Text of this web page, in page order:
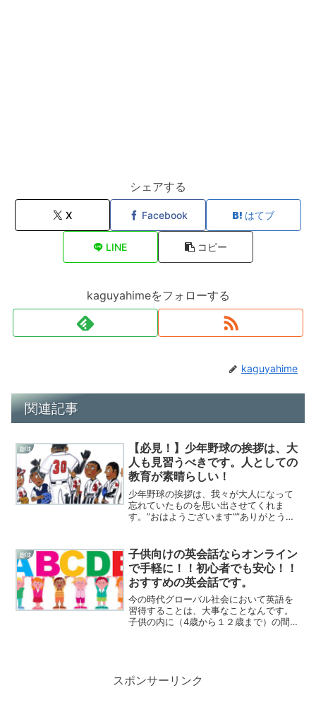
シェアする
X Facebook はてブ
LINE コピー
kaguyahimeをフォローする
kaguyahime
関連記事
趣味
【必見！】少年野球の挨拶は、大
人も見習うべきです。人としての
教育が素晴らしい！
少年野球の挨拶は、我々が大人になって
忘れていたものを思い出させてくれま
す。”おはようございます””ありがとうご
ゃん、おばあちゃんに一人一人挨拶にき
ます。野球だけではな...
趣味
子供向けの英会話ならオンライン
で手軽に！！初心者でも安心！！
おすすめの英会話です。
今の時代グローバル社会において英語を
習得することは、大事なことなんです。
子供の内に（4歳から１２歳まで）の間に
スポンサーリンク